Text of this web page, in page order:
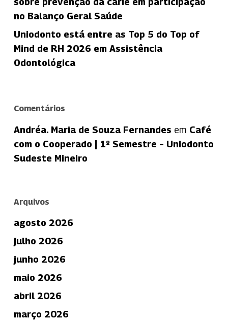
no Balanço Geral Saúde
Uniodonto está entre as Top 5 do Top of
Mind de RH 2026 em Assistência
Odontológica
Comentários
Andréa. Maria de Souza Fernandes em Café
com o Cooperado | 1º Semestre – Uniodonto
Sudeste Mineiro
Arquivos
agosto 2026
julho 2026
junho 2026
maio 2026
abril 2026
março 2026